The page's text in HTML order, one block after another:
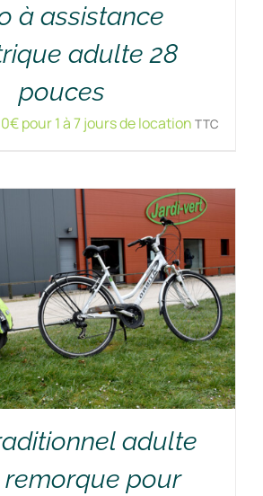
à assistance
adulte 28
pouces
€pour 1 à 7 jours de location TTC
adulte
remorque pour